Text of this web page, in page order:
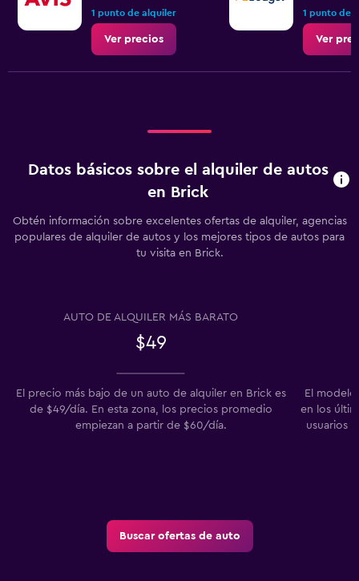
1 punto de alquiler
Ver precios
1 punto de
Ver
Datos básicos sobre el alquiler de autos
en Brick
Obtén información sobre excelentes ofertas de alquiler, agencias
populares de alquiler de autos y los mejores tipos de autos para
tu visita en Brick.
AUTO DE ALQUILER MÁS BARATO
$49
El precio más bajo de un auto de alquiler en Brick es
de $49/día. En esta zona, los precios promedio
empiezan a partir de $60/día.
El
en los
usuarios
Buscar ofertas de auto